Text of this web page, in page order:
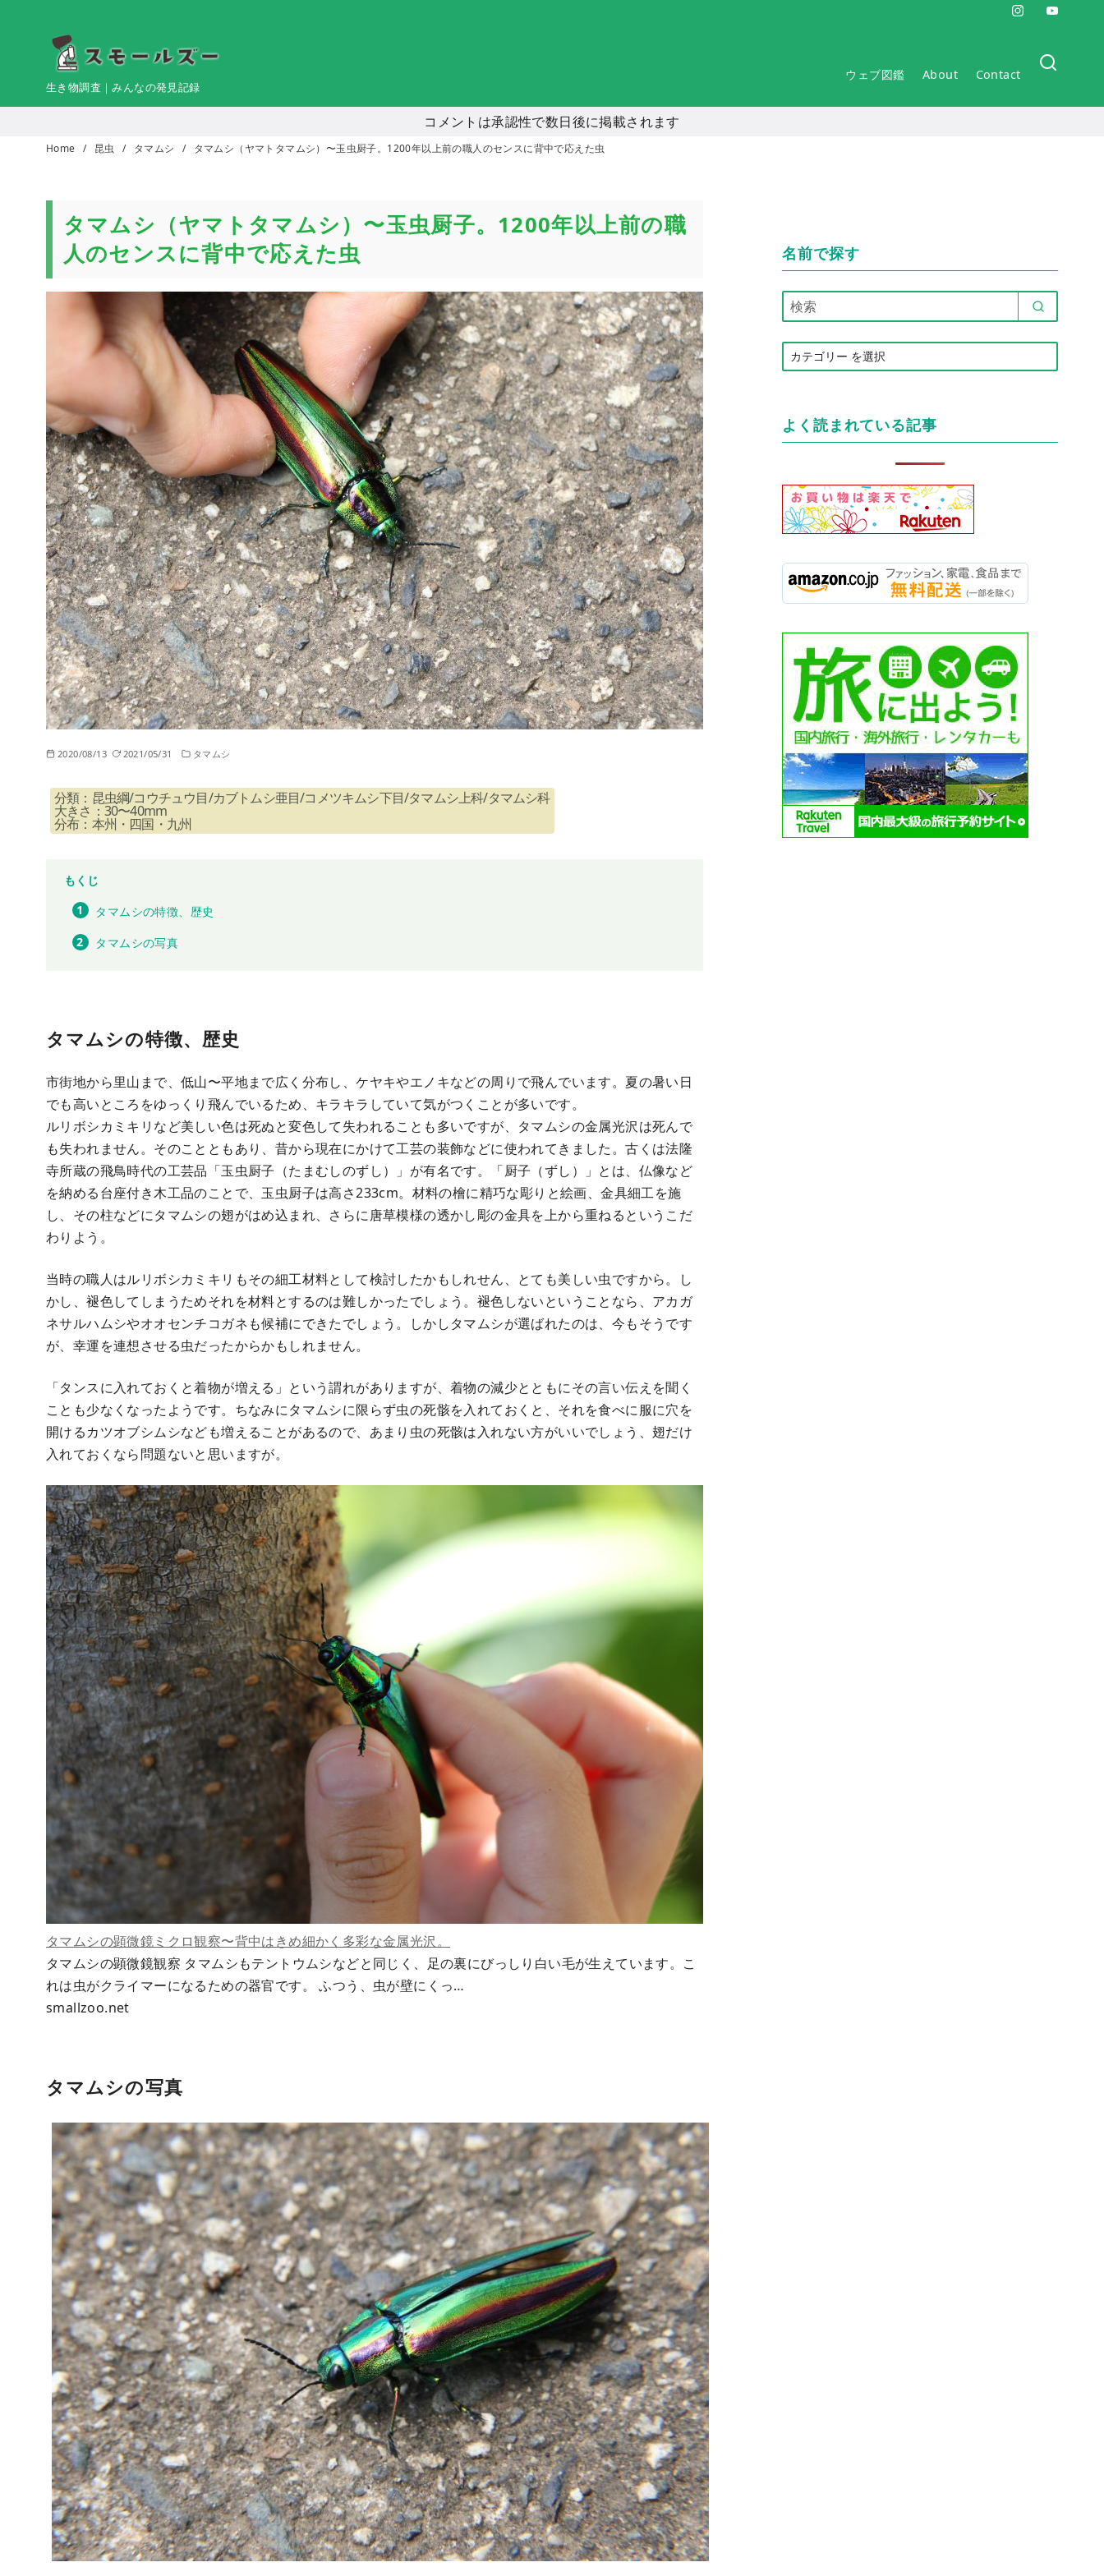
生き物調査｜みんなの発見記録
ウェブ図鑑 About Contact
コメントは承認性で数日後に掲載されます
Home 昆虫 タマムシ タマムシ（ヤマトタマムシ）〜玉虫厨子。1200年以上前の職人のセンスに背中で応えた虫
タマムシ（ヤマトタマムシ）〜玉虫厨子。1200年以上前の職
人のセンスに背中で応えた虫
2020/08/13 2021/05/31 タマムシ
分類：昆虫綱/コウチュウ目/カブトムシ亜目/コメツキムシ下目/タマムシ上科/タマムシ科
大きさ：30〜40mm
分布：本州・四国・九州
もくじ
タマムシの特徴、歴史
タマムシの写真
タマムシの特徴、歴史
市街地から里山まで、低山〜平地まで広く分布し、ケヤキやエノキなどの周りで飛んでいます。夏の暑い日
でも高いところをゆっくり飛んでいるため、キラキラしていて気がつくことが多いです。
ルリボシカミキリなど美しい色は死ぬと変色して失われることも多いですが、タマムシの金属光沢は死んで
も失われません。そのことともあり、昔から現在にかけて工芸の装飾などに使われてきました。古くは法隆
寺所蔵の飛鳥時代の工芸品「玉虫厨子（たまむしのずし）」が有名です。「厨子（ずし）」とは、仏像など
を納める台座付き木工品のことで、玉虫厨子は高さ233cm。材料の檜に精巧な彫りと絵画、金具細工を施
し、その柱などにタマムシの翅がはめ込まれ、さらに唐草模様の透かし彫の金具を上から重ねるというこだ
わりよう。
当時の職人はルリボシカミキリもその細工材料として検討したかもしれせん、とても美しい虫ですから。し
かし、褪色してしまうためそれを材料とするのは難しかったでしょう。褪色しないということなら、アカガ
ネサルハムシやオオセンチコガネも候補にできたでしょう。しかしタマムシが選ばれたのは、今もそうです
が、幸運を連想させる虫だったからかもしれません。
「タンスに入れておくと着物が増える」という謂れがありますが、着物の減少とともにその言い伝えを聞く
ことも少なくなったようです。ちなみにタマムシに限らず虫の死骸を入れておくと、それを食べに服に穴を
開けるカツオブシムシなども増えることがあるので、あまり虫の死骸は入れない方がいいでしょう、翅だけ
入れておくなら問題ないと思いますが。
タマムシの顕微鏡ミクロ観察〜背中はきめ細かく多彩な金属光沢。
タマムシの顕微鏡観察 タマムシもテントウムシなどと同じく、足の裏にびっしり白い毛が生えています。こ
れは虫がクライマーになるための器官です。 ふつう、虫が壁にくっ…
smallzoo.net
タマムシの写真
名前で探す
テ
ー
よく読まれている記事